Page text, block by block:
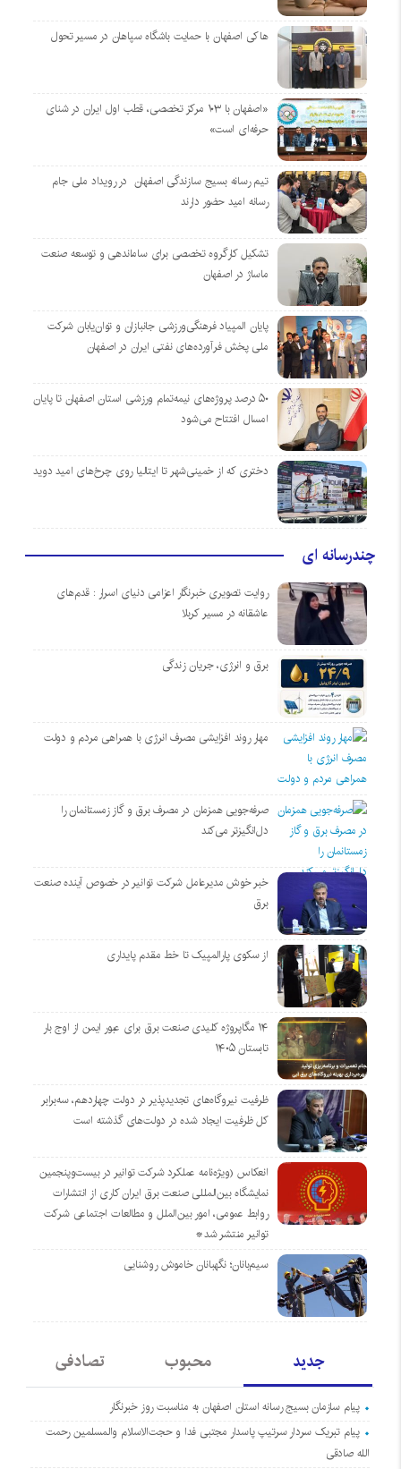
هاکی اصفهان با حمایت باشگاه سپاهان در مسیر تحول
«اصفهان با ۱۰۳ مرکز تخصصی، قطب اول ایران در شنای
حرفه‌ای است»
تیم رسانه بسیج سازندگی اصفهان در رویداد ملی جام
رسانه امید حضور دارند
تشکیل کارگروه تخصصی برای ساماندهی و توسعه صنعت
ماساژ در اصفهان
پایان المپیاد فرهنگی‌ورزشی جانبازان و توان‌یابان شرکت
ملی پخش فرآورده‌های نفتی ایران در اصفهان
۵۰ درصد پروژه‌های نیمه‌تمام ورزشی استان اصفهان تا پایان
امسال افتتاح می‌شود
دختری که از خمینی‌شهر تا ایتالیا روی چرخ‌های امید دوید
چندرسانه ای
روایت تصویری خبرنگار اعزامی دنیای اسرار : قدم‌های
عاشقانه در مسیر کربلا
برق و انرژی، جریان زندگی
مهار روند افزایشی مصرف انرژی با همراهی مردم و دولت
صرفه‌جویی همزمان در مصرف برق و گاز زمستانمان را
دل‌انگیزتر می‌کند
خبر خوش مدیرعامل شرکت توانیر در خصوص آینده صنعت
برق
از سکوی پارالمپیک تا خط مقدم پایداری
۱۴ مگاپروژه‌ کلیدی صنعت برق برای عبور ایمن از اوج بار
تابستان ۱۴۰۵
ظرفیت نیروگاه‌های تجدیدپذیر در دولت چهاردهم، سه‌برابر
کل ظرفیت ایجاد شده در دولت‌های گذشته است
انعکاس (ویژه‌نامه عملکرد شرکت توانیر در بیست‌وپنجمین
نمایشگاه بین‌المللی صنعت برق ایران کاری از انتشارات
روابط عمومی، امور بین‌الملل و مطالعات اجتماعی شرکت
توانیر منتشر شد*
سیم‌بانان؛ نگهبانان خاموش روشنایی
جدید محبوب تصادفی
پیام سازمان بسیج رسانه استان اصفهان به مناسبت روز خبرنگار
پیام تبریک سردار سرتیپ پاسدار مجتبی فدا و حجت‌الاسلام والمسلمین رحمت
الله صادقی